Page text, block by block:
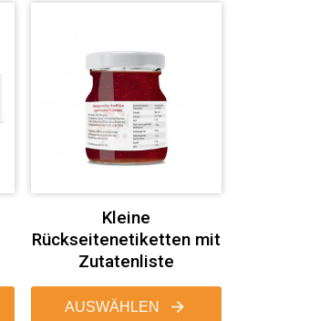
Kleine
Rückseitenetiketten mit
Zutatenliste
AUSWÄHLEN